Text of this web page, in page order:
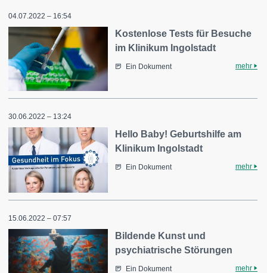
04.07.2022 – 16:54
Kostenlose Tests für Besuche
im Klinikum Ingolstadt
Ein Dokument mehr
30.06.2022 – 13:24
Hello Baby! Geburtshilfe am
Klinikum Ingolstadt
Ein Dokument mehr
15.06.2022 – 07:57
Bildende Kunst und
psychiatrische Störungen
Ein Dokument mehr